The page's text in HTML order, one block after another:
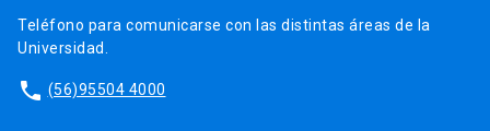
Teléfono para comunicarse con las distintas áreas de la
Universidad.
phone (56)95504 4000